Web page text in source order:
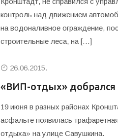
контроль над движением
на водоналивное ограждение,
строительные леса, на […]
26.06.2015.
«ВИП-отдых»
19 июня в разных районах
асфальте появилась
отдыха» на улице Савушкина.